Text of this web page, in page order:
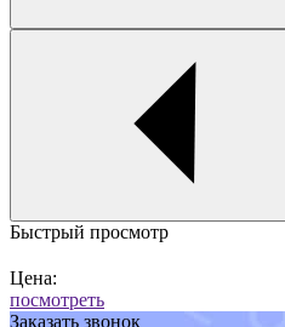
Быстрый просмотр
Цена:
посмотреть
Заказать звонок